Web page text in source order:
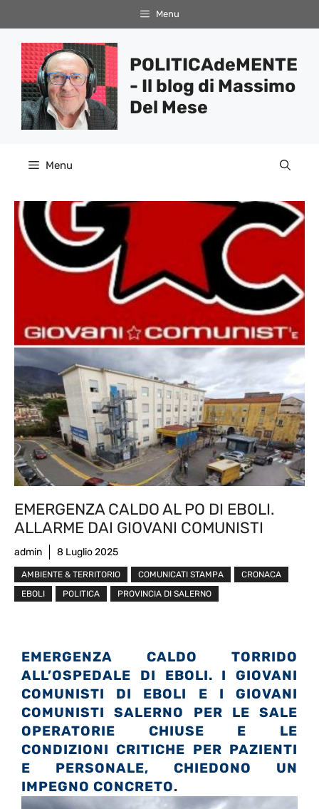
al
contenuto
Menu
POLITICAdeMENTE
- Il blog di Massimo
Del Mese
Menu
EMERGENZA CALDO AL PO DI EBOLI.
ALLARME DAI GIOVANI COMUNISTI
admin 8 Luglio 2025
AMBIENTE & TERRITORIO COMUNICATI STAMPA
CRONACA
EBOLI
POLITICA PROVINCIA DI SALERNO
EMERGENZA CALDO TORRIDO
ALL’OSPEDALE DI EBOLI. I GIOVANI
COMUNISTI DI EBOLI E I GIOVANI
COMUNISTI SALERNO PER LE SALE
OPERATORIE CHIUSE E LE
CONDIZIONI CRITICHE PER PAZIENTI
E PERSONALE, CHIEDONO UN
IMPEGNO CONCRETO.